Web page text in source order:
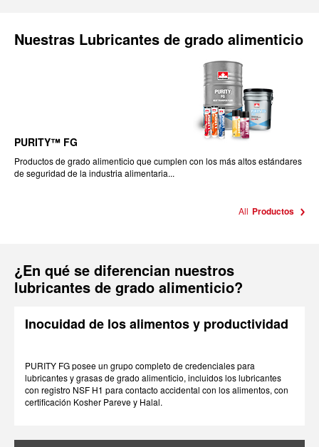
Nuestras Lubricantes de grado alimenticio
PURITY™ FG
Productos de grado alimenticio que cumplen con los más altos estándares
de seguridad de la industria alimentaria...
All Productos
¿En qué se diferencian nuestros
lubricantes de grado alimenticio?
Inocuidad de los alimentos y productividad
PURITY FG posee un grupo completo de credenciales para
lubricantes y grasas de grado alimenticio, incluidos los lubricantes
con registro NSF H1 para contacto accidental con los alimentos, con
certificación Kosher Pareve y Halal.